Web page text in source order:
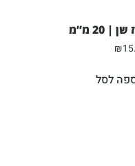
| 20 מ”מ
₪
לסל